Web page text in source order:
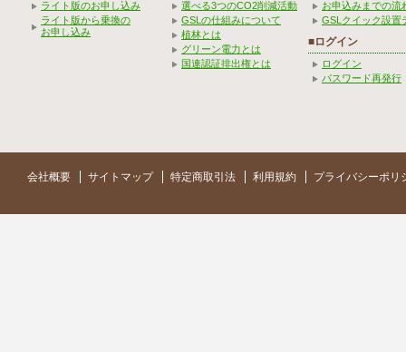
ライト版のお申し込み
ライト版から乗換の
お申し込み
選べる3つのCO2削減活動
GSLの仕組みについて
植林とは
グリーン電力とは
国連認証排出権とは
お申込みまでの流
GSLクイック設置
■ログイン
ログイン
パスワード再発行
会社概要 サイトマップ 特定商取引法 利用規約 プライバシーポリ